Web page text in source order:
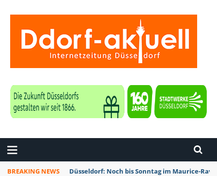
BREAKING NEWS Düsseldorf: Noch bis Sonntag im Maurice-